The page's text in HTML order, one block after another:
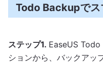
Todo Backupでス
ステップ1. EaseUS Todo
ションから、バックアッ